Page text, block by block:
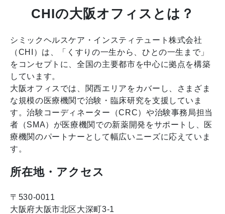
CHIの大阪オフィスとは？
シミックヘルスケア・インスティテュート株式会社
（CHI）は、「くすりの一生から、ひとの一生まで」
をコンセプトに、全国の主要都市を中心に拠点を構築
しています。
大阪オフィスでは、関西エリアをカバーし、さまざま
な規模の医療機関で治験・臨床研究を支援していま
す。治験コーディネーター（CRC）や治験事務局担当
者（SMA）が医療機関での新薬開発をサポートし、医
療機関のパートナーとして幅広いニーズに応えていま
す。
所在地・アクセス
〒530-0011
大阪府大阪市北区大深町3-1